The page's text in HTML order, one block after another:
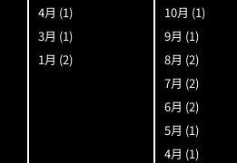
4月 (1)
3月 (1)
1月 (2)
10月 (1)
9月 (1)
8月 (2)
7月 (2)
6月 (2)
5月 (1)
4月 (1)